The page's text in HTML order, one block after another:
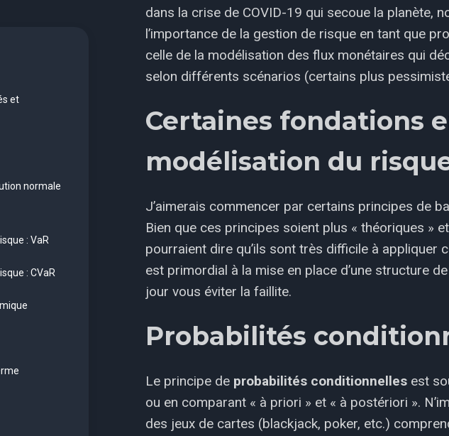
et
normale
: VaR
: CVaR
dans la crise de COVID-19 qui secoue la planète,
l’importance de la gestion de risque en tant que
celle de la modélisation des flux monétaires qui
selon différents scénarios (certains plus
Certaines fondations
modélisation du
J’aimerais commencer par certains principes de
Bien que ces principes soient plus « théoriques »
pourraient dire qu’ils sont très difficile à appliquer
est primordial à la mise en place d’une structure
jour vous éviter la faillite.
Probabilités
Le principe de probabilités conditionnelles est
ou en comparant « à priori » et « à postériori ».
des jeux de cartes (blackjack, poker, etc.)